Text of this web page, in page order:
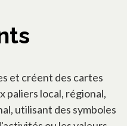
et créent des cartes
paliers local, régional,
utilisant des symboles